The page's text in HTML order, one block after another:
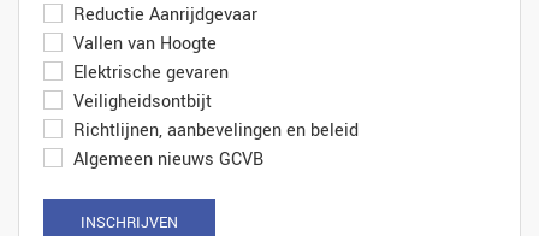
Reductie Aanrijdgevaar
Vallen van Hoogte
Elektrische gevaren
Veiligheidsontbijt
Richtlijnen, aanbevelingen en beleid
Algemeen nieuws GCVB
INSCHRIJVEN